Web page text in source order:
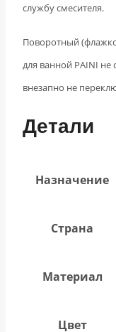
службу смесителя.
Поворотный
для ванной PAINI не
внезапно не
Детали
Назначение
Страна
Материал
Цвет